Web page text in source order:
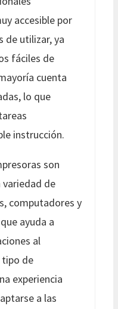
accesible por
de utilizar, ya
fáciles de
cuenta
lo que
instrucción.
son
de
computadores y
ayuda a
al
de
experiencia
a las